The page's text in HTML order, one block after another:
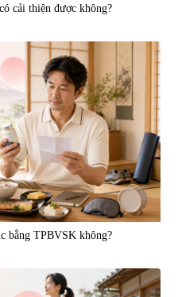
Viên uống hỗ trợ bền thành
mạch, ngừa tai biến Elastin Plus
& Nattokinase Hokoen 80 viên
|0
980.000 đ
Viên uống hỗ trợ cải thiện thoát
cải thiện được không?
bằng TPBVSK không?